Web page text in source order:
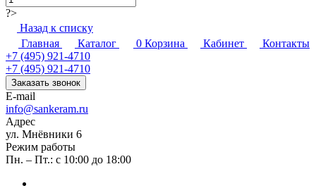
?>
Назад к списку
Главная
Каталог 0 Корзина Кабинет
Контакты
+7 (495) 921-4710
+7 (495) 921-4710
Заказать звонок
E-mail
info@sankeram.ru
Адрес
ул. Мнёвники 6
Режим работы
Пн. – Пт.: с 10:00 до 18:00